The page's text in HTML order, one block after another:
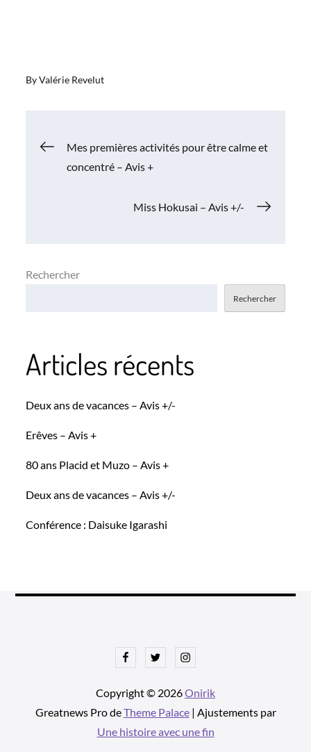
ByValérie Revelut
Navigation
Mes premières activités pour être calme et
concentré – Avis +
Miss Hokusai – Avis +/-
Rechercher
Rechercher
Articles récents
Deux ans de vacances – Avis +/-
Erêves – Avis +
80 ans Placid et Muzo – Avis +
Deux ans de vacances – Avis +/-
Conférence : Daisuke Igarashi
FacebookTwitterInstagram
Copyright © 2026Onirik
Greatnews Pro deTheme Palace| Ajustements par
Une histoire avec une fin